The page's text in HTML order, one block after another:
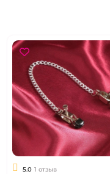
5.0 1 отзыв